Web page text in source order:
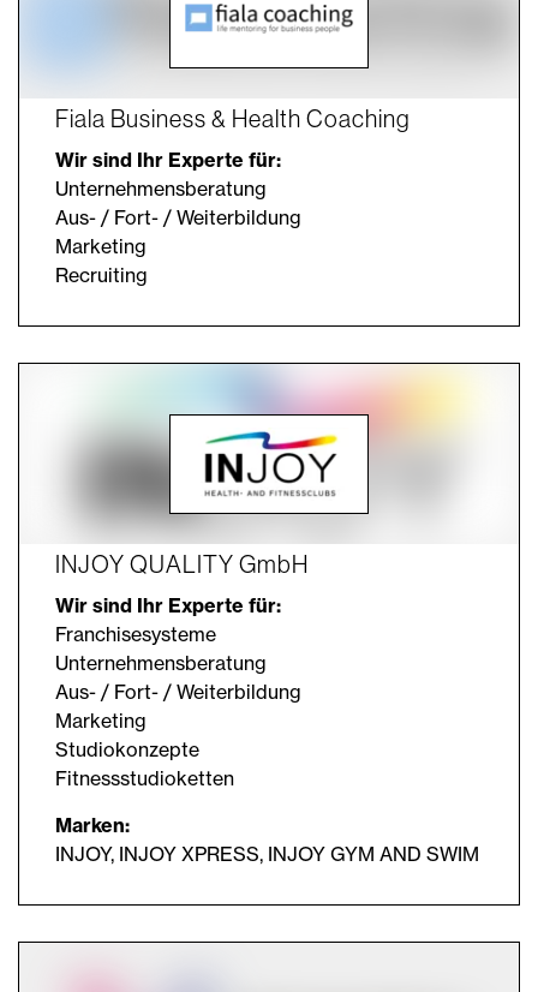
Fiala Business & Health Coaching
Wir sind Ihr Experte für:
Unternehmensberatung
Aus- / Fort- / Weiterbildung
Marketing
Recruiting
INJOY QUALITY GmbH
Wir sind Ihr Experte für:
Franchisesysteme
Unternehmensberatung
Aus- / Fort- / Weiterbildung
Marketing
Studiokonzepte
Fitnessstudioketten
Marken:
INJOY, INJOY XPRESS, INJOY GYM AND SWIM